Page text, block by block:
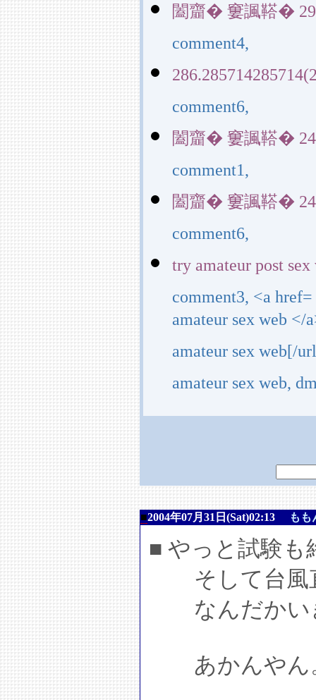
闔齏� 窶諷鞳�
comment4,
comment6,
闔齏� 窶諷鞳�
comment1,
闔齏� 窶諷鞳�
comment6,
try amateur post
comment3, <a
amateur sex web
amateur sex web[/
amateur sex web,
■2004年07月31日(Sat)02:13 もも
■ やっと試験も
そして台風
なんだかい
あかんやん